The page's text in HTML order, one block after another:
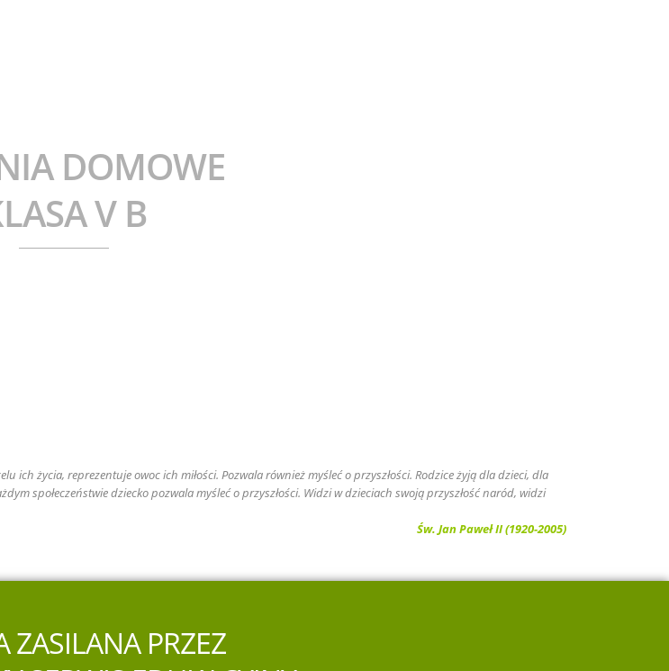
DOMOWE
V B
ich życia, reprezentuje owoc ich miłości. Pozwala również myśleć o przyszłości. Rodzice żyją dla dzieci, dla
społeczeństwie dziecko pozwala myśleć o przyszłości. Widzi w dzieciach swoją przyszłość naród, widzi
Św. Jan Paweł II (1920-2005)
ZASILANA PRZEZ